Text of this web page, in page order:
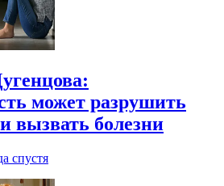
может разрушить
вызвать болезни
спустя